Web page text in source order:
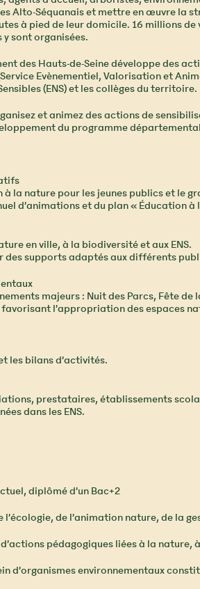
Alto-Séquanais et mettre en œuvre la
à pied de leur domicile. 16 millions
sont organisées.
des Hauts-de-Seine développe des
Evènementiel, Valorisation et
(ENS) et les collèges du territoire.
et animez des actions de
du programme
la nature pour les jeunes publics et le
d’animations et du plan « Éducation à
en ville, à la biodiversité et aux ENS.
des supports adaptés aux différents
majeurs : Nuit des Parcs, Fête
l’appropriation des espaces
les bilans d’activités.
prestataires, établissements
dans les ENS.
diplômé d’un Bac+2
de l’animation nature, de la
pédagogiques liées à la nature,
d’organismes environnementaux